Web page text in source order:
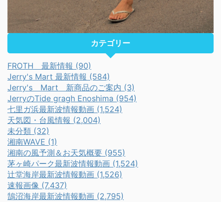
カテゴリー
FROTH 最新情報 (90)
Jerry's Mart 最新情報 (584)
Jerry's Mart 新商品のご案内 (3)
JerryのTide gragh Enoshima (954)
七里ガ浜最新波情報動画 (1,524)
天気図・台風情報 (2,004)
未分類 (32)
湘南WAVE (1)
湘南の風予測＆お天気概要 (955)
茅ヶ崎パーク最新波情報動画 (1,524)
辻堂海岸最新波情報動画 (1,526)
速報画像 (7,437)
鵠沼海岸最新波情報動画 (2,795)